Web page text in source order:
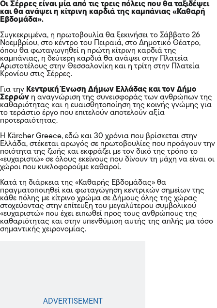
Οι Σέρρες είναι μία από τις τρεις πόλεις που θα ταξιδέψει
και θα ανάψει η κίτρινη καρδιά της καμπάνιας «Καθαρή
Εβδομάδα».
Συγκεκριμένα, η πρωτοβουλία θα ξεκινήσει το Σάββατο 26
Νοεμβρίου, στο κέντρο του Πειραιά, στο Δημοτικό Θέατρο,
όπου θα φωταγωγηθεί η πρώτη κίτρινη καρδιά της
καμπάνιας, η δεύτερη καρδιά θα ανάψει στην Πλατεία
Αριστοτέλους στην Θεσσαλονίκη και η τρίτη στην Πλατεία
Κρονίου στις Σέρρες.
Για την Κεντρική Ένωση Δήμων Ελλάδας και τον Δήμο
Σερρών η αναγνώριση της συνεισφοράς των ανθρώπων της
καθαριότητας και η ευαισθητοποίηση της κοινής γνώμης για
το τεράστιο έργο που επιτελούν αποτελούν αξία
προτεραιότητας.
Η Kärcher Greece, εδώ και 30 χρόνια που βρίσκεται στην
Ελλάδα, στέκεται αρωγός σε πρωτοβουλίες που προάγουν την
ποιότητα της ζωής και εκφράζει με τον δικό της τρόπο το
«ευχαριστώ» σε όλους εκείνους που δίνουν τη μάχη να είναι οι
χώροι που κυκλοφορούμε καθαροί.
Κατά τη διάρκεια της «Καθαρής Εβδομάδας» θα
πραγματοποιηθεί και φωταγώγηση κεντρικών σημείων της
κάθε πόλης με κίτρινο χρώμα σε Δήμους όλης της χώρας
στοχεύοντας στην επίτευξη του μεγαλύτερου συμβολικού
«ευχαριστώ» που έχει ειπωθεί προς τους ανθρώπους της
καθαριότητας και στην υπενθύμιση αυτής της απλής μα τόσο
σημαντικής χειρονομίας.